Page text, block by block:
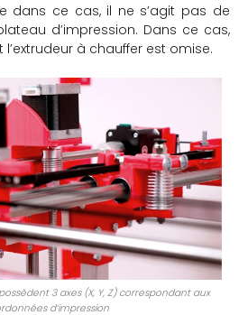
dans ce cas, il ne s’agit pas de
d’impression. Dans ce cas,
l’extrudeur à chauffer est omise.
3 axes (X, Y, Z) correspondant aux
d’impression